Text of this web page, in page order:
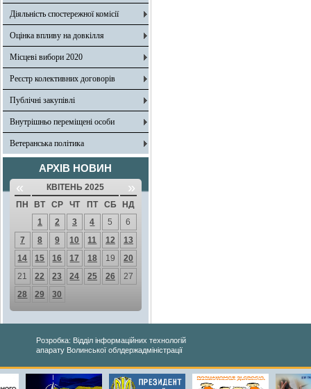
Діяльність спостережної комісії
Оцінка впливу на довкілля
Місцеві вибори 2020
Реєстр колективних договорів
Публічні закупівлі
Внутрішньо переміщені особи
Ветеранська політика
АРХІВ НОВИН
« КВІТЕНЬ 2025 »
ПН ВТ СР ЧТ ПТ СБ
НД
1
2 3 4 5
6
7
8 9 10 11 12
13
14
15 16 17 18 19
20
21
22 23 24 25 26
27
28
29 30
Розробка: Відділ інформаційних технологій
апарату Волинської облдержадміністрації